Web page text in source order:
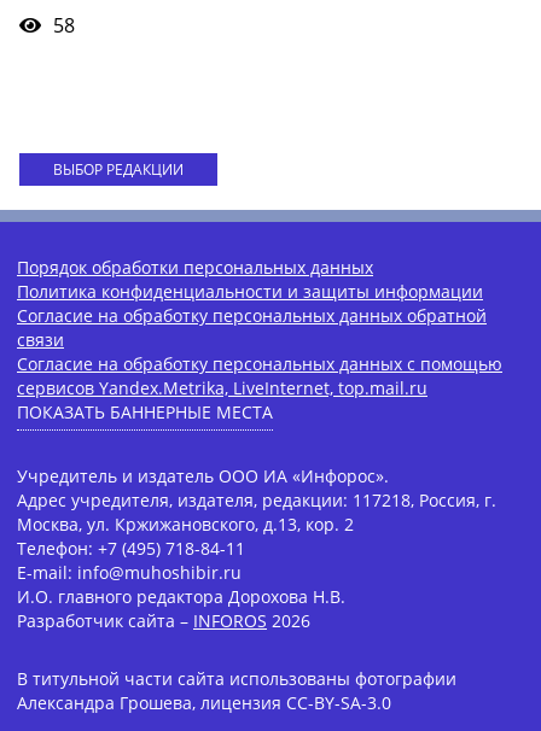
58
ВЫБОР РЕДАКЦИИ
Порядок обработки персональных данных
Политика конфиденциальности и защиты информации
Согласие на обработку персональных данных обратной
связи
Согласие на обработку персональных данных с помощью
сервисов Yandex.Metrika, LiveInternet, top.mail.ru
ПОКАЗАТЬ БАННЕРНЫЕ МЕСТА
Учредитель и издатель ООО ИА «Инфорос».
Адрес учредителя, издателя, редакции: 117218, Россия, г.
Москва, ул. Кржижановского, д.13, кор. 2
Телефон: +7 (495) 718-84-11
E-mail: info@muhoshibir.ru
И.О. главного редактора Дорохова Н.В.
Разработчик сайта – INFOROS 2026
В титульной части сайта использованы фотографии
Александра Грошева, лицензия CC-BY-SA-3.0